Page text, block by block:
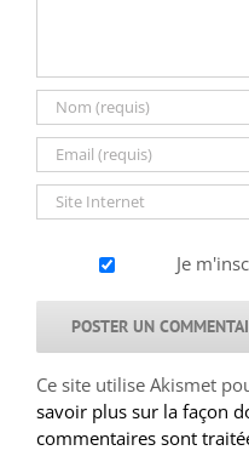
Je
Ce site utilise Akismet
savoir plus sur la façon
commentaires sont